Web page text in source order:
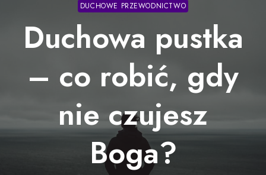
DUCHOWE PRZEWODNICTWO
Duchowa pustka
– co robić, gdy
nie czujesz
Boga?